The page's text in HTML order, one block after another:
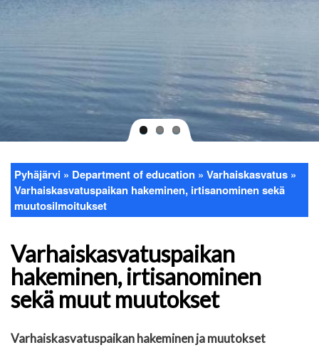
Breadcrumb
Pyhäjärvi Department of education
Varhaiskasvatus
Varhaiskasvatuspaikan hakeminen, irtisanominen sekä
muutosilmoitukset
Varhaiskasvatuspaikan
hakeminen, irtisanominen
sekä muut muutokset
Varhaiskasvatuspaikan hakeminen ja muutokset